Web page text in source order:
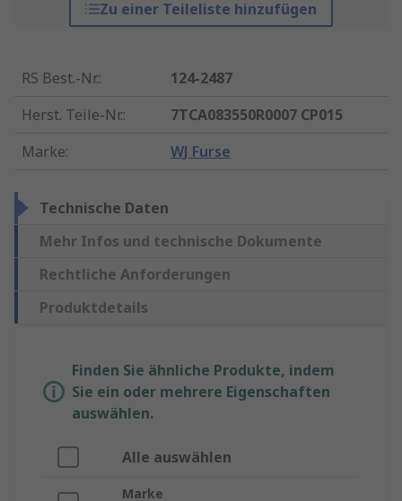
Zu einer Teileliste hinzufügen
RS Best.-Nr.:
124-2487
Herst. Teile-Nr.:
7TCA083550R0007 CP015
Marke: WJ Furse
Technische Daten
Mehr Infos und technische Dokumente
Rechtliche Anforderungen
Produktdetails
Finden Sie ähnliche Produkte, indem
Sie ein oder mehrere Eigenschaften
auswählen.
Alle auswählen
Marke